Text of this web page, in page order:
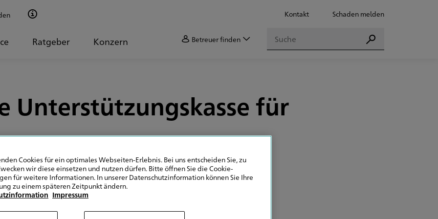
Kontakt Schaden melden
Ratgeber Konzern Betreuer finden Suchen
Suchen
Unterstützungskasse für
Cookies für ein optimales Webseiten-Erlebnis. Bei uns entscheiden Sie, zu
wir diese einsetzen und nutzen dürfen. Bitte öffnen Sie die Cookie-
für weitere Informationen. In unserer Datenschutzinformation können Sie Ihre
zu einem späteren Zeitpunkt ändern.
Impressum